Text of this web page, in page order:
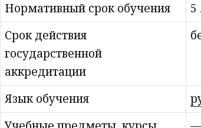
Нормативный срок обучения
5
Срок действия
государственной
аккредитации
Язык обучения